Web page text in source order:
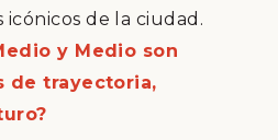
icónicos de la ciudad.
y Medio son
de trayectoria,